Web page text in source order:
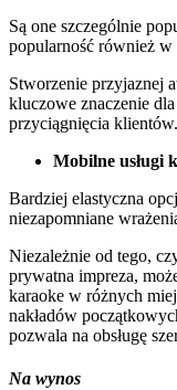
Są one szczególnie
popularność również w
Stworzenie przyjaznej
kluczowe znaczenie
przyciągnięcia klientów.
Mobilne usługi
Bardziej elastyczna
niezapomniane
Niezależnie od tego,
prywatna impreza,
karaoke w różnych
nakładów
pozwala na obsługę
Na wynos